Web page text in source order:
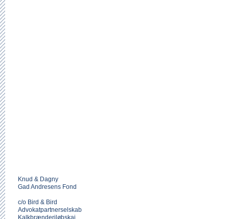
Knud & Dagny
Gad Andresens Fond
c/o Bird & Bird
Advokatpartnerselskab
Kalkbrænderiløbskaj